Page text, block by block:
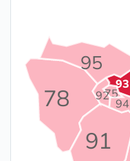
75
78
91
92
93
94
95